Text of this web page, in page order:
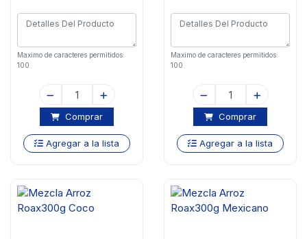
Maximo de caracteres permitidos:
100
Comprar
Agregar a la lista
Maximo de caracteres permitidos:
100
Comprar
Agregar a la lista